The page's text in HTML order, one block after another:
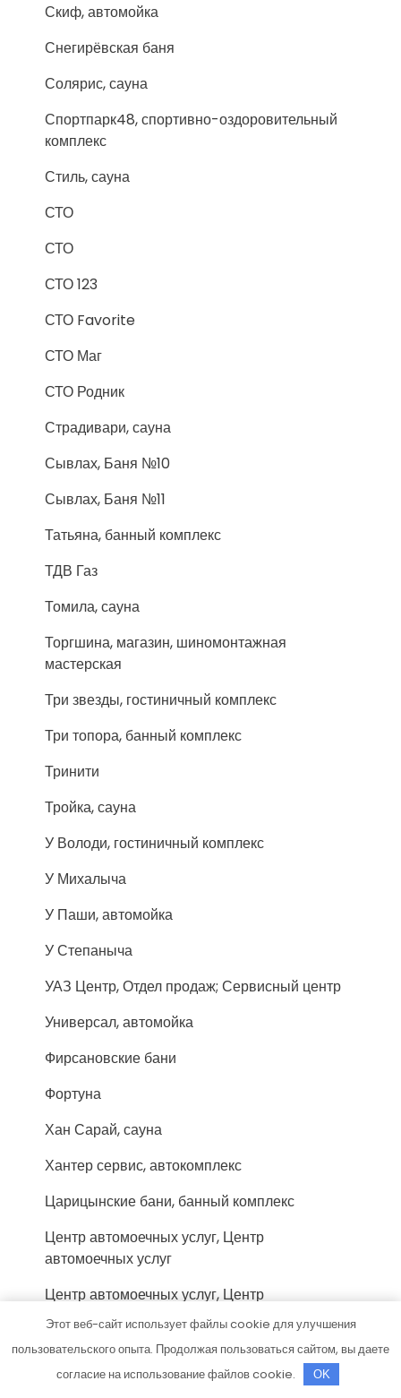
Скиф, автомойка
Снегирёвская баня
Солярис, сауна
Спортпарк48, спортивно-оздоровительный
комплекс
Стиль, сауна
СТО
СТО
СТО 123
СТО Favorite
СТО Маг
СТО Родник
Страдивари, сауна
Сывлах, Баня №10
Сывлах, Баня №11
Татьяна, банный комплекс
ТДВ Газ
Томила, сауна
Торгшина, магазин, шиномонтажная
мастерская
Три звезды, гостиничный комплекс
Три топора, банный комплекс
Тринити
Тройка, сауна
У Володи, гостиничный комплекс
У Михалыча
У Паши, автомойка
У Степаныча
УАЗ Центр, Отдел продаж; Сервисный центр
Универсал, автомойка
Фирсановские бани
Фортуна
Хан Сарай, сауна
Хантер сервис, автокомплекс
Царицынские бани, банный комплекс
Центр автомоечных услуг, Центр
автомоечных услуг
Центр автомоечных услуг, Центр
автомоечных услуг
Центр автомоечных услуг, Центр
автомоечных услуг
Этот веб-сайт использует файлы cookie для улучшения
пользовательского опыта. Продолжая пользоваться сайтом, вы даете
согласие на использование файлов cookie.
OK